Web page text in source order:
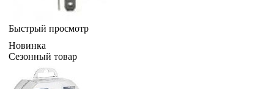
Быстрый просмотр
Новинка
Сезонный товар